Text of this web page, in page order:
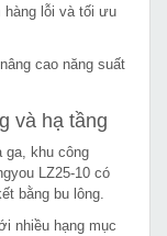
hàng lỗi và tối ưu
cao năng suất
và hạ tầng
ga, khu công
LZ25-10 có
bằng bu lông.
nhiều hạng mục